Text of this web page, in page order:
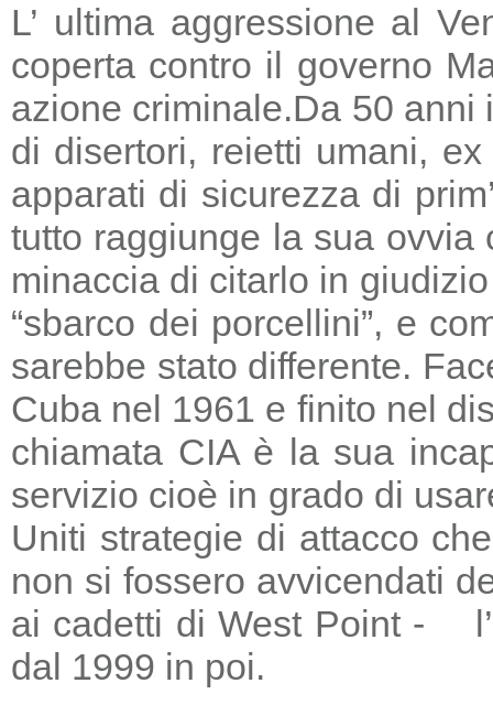
L’ ultima aggressione al
coperta contro il governo
azione criminale.Da 50 anni
di disertori, reietti umani,
apparati di sicurezza di
tutto raggiunge la sua
minaccia di citarlo in
“sbarco dei porcellini”, e
sarebbe stato differente.
Cuba nel 1961 e finito nel
chiamata CIA è la sua
servizio cioè in grado di
Uniti strategie di attacco
non si fossero avvicendati
ai cadetti di West Point - l’
dal 1999 in poi.